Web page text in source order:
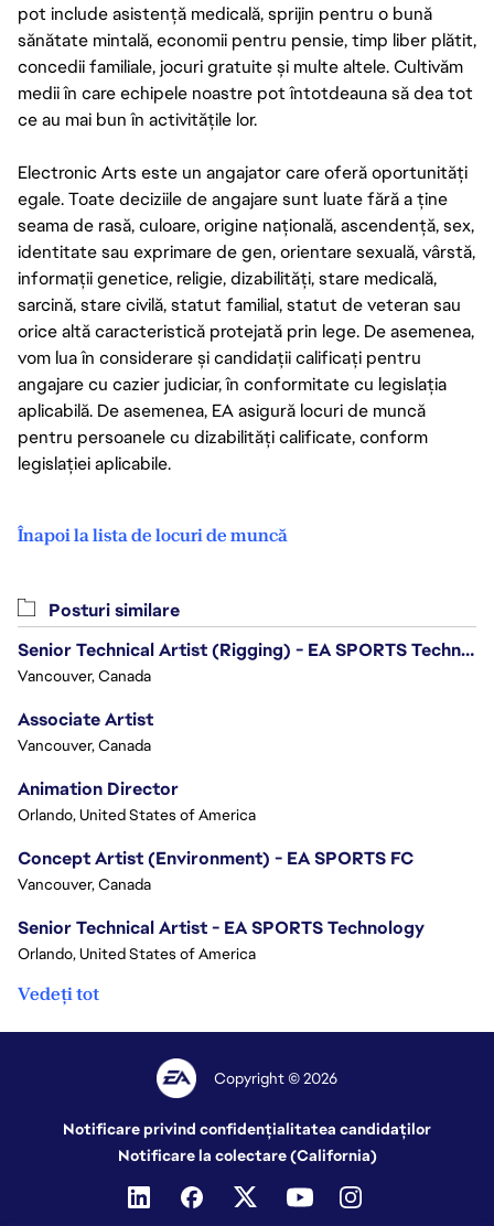
pot include asistență medicală, sprijin pentru o bună
sănătate mintală, economii pentru pensie, timp liber plătit,
concedii familiale, jocuri gratuite și multe altele. Cultivăm
medii în care echipele noastre pot întotdeauna să dea tot
ce au mai bun în activitățile lor.
Electronic Arts este un angajator care oferă oportunități
egale. Toate deciziile de angajare sunt luate fără a ține
seama de rasă, culoare, origine națională, ascendență, sex,
identitate sau exprimare de gen, orientare sexuală, vârstă,
informații genetice, religie, dizabilități, stare medicală,
sarcină, stare civilă, statut familial, statut de veteran sau
orice altă caracteristică protejată prin lege. De asemenea,
vom lua în considerare și candidații calificați pentru
angajare cu cazier judiciar, în conformitate cu legislația
aplicabilă. De asemenea, EA asigură locuri de muncă
pentru persoanele cu dizabilități calificate, conform
legislației aplicabile.
Înapoi la lista de locuri de muncă
Posturi similare
Senior Technical Artist (Rigging) - EA SPORTS Technology
Vancouver, Canada
Associate Artist
Vancouver, Canada
Animation Director
Orlando, United States of America
Concept Artist (Environment) - EA SPORTS FC
Vancouver, Canada
Senior Technical Artist - EA SPORTS Technology
Orlando, United States of America
Vedeți tot
Copyright © 2026
Notificare privind confidențialitatea candidaților
Notificare la colectare (California)